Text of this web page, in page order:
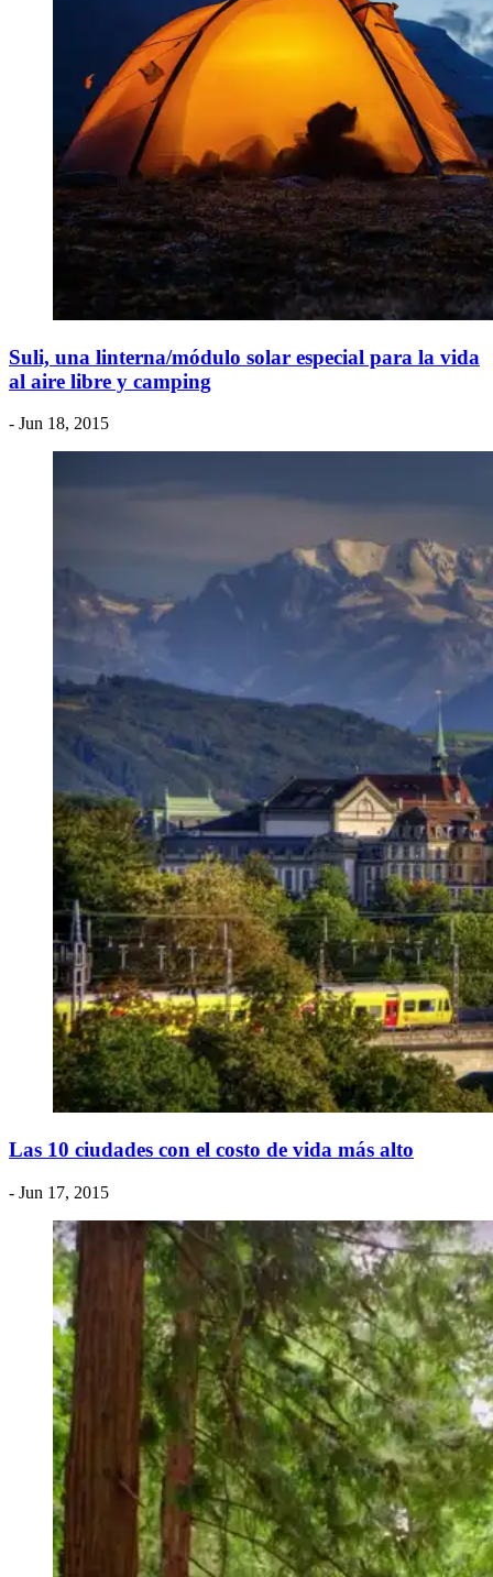
Suli, una linterna/módulo solar especial para la vida
al aire libre y camping
- Jun 18, 2015
Las 10 ciudades con el costo de vida más alto
- Jun 17, 2015